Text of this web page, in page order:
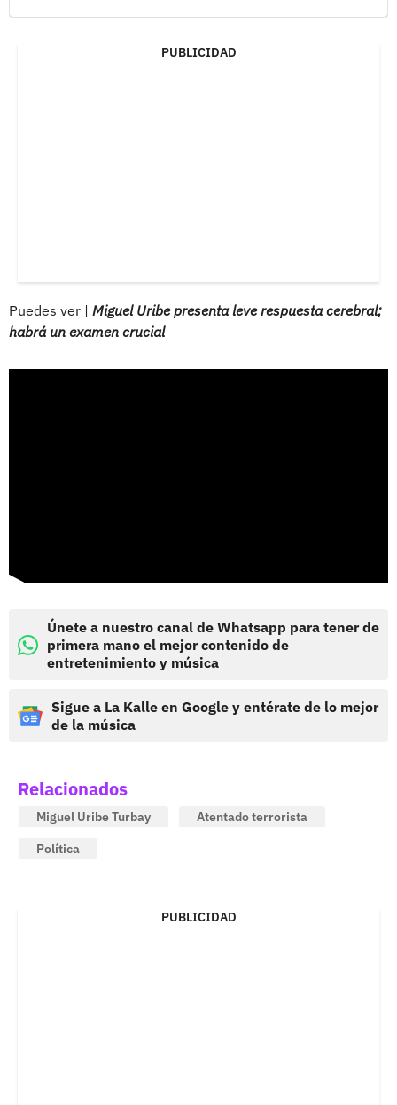
PUBLICIDAD
Puedes ver | Miguel Uribe presenta leve respuesta cerebral;
habrá un examen crucial
Únete a nuestro canal de Whatsapp para tener de
primera mano el mejor contenido de
entretenimiento y música
Sigue a La Kalle en Google y entérate de lo mejor
de la música
Relacionados
Miguel Uribe Turbay
Atentado terrorista
Política
PUBLICIDAD